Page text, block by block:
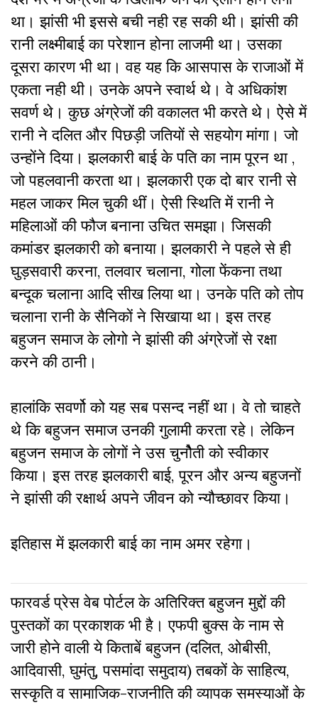
था। झांसी भी इससे बची नही रह सकी थी। झांसी की
रानी लक्ष्मीबाई का परेशान होना लाजमी था। उसका
दूसरा कारण भी था। वह यह कि आसपास के राजाओं में
एकता नही थी। उनके अपने स्वार्थ थे। वे अधिकांश
सवर्ण थे। कुछ अंग्रेजों की वकालत भी करते थे। ऐसे में
रानी ने दलित और पिछड़ी जतियों से सहयोग मांगा। जो
उन्होंने दिया। झलकारी बाई के पति का नाम पूरन था ,
जो पहलवानी करता था। झलकारी एक दो बार रानी से
महल जाकर मिल चुकी थीं। ऐसी स्थिति में रानी ने
महिलाओं की फौज बनाना उचित समझा। जिसकी
कमांडर झलकारी को बनाया। झलकारी ने पहले से ही
घुड़सवारी करना, तलवार चलाना, गोला फेंकना तथा
बन्दूक चलाना आदि सीख लिया था। उनके पति को तोप
चलाना रानी के सैनिकों ने सिखाया था। इस तरह
बहुजन समाज के लोगो ने झांसी की अंग्रेजों से रक्षा
करने की ठानी।
हालांकि सवर्णो को यह सब पसन्द नहीं था। वे तो चाहते
थे कि बहुजन समाज उनकी गुलामी करता रहे। लेकिन
बहुजन समाज के लोगों ने उस चुनौेती को स्वीकार
किया। इस तरह झलकारी बाई, पूरन और अन्य बहुजनों
ने झांसी की रक्षार्थ अपने जीवन को न्यौच्छावर किया।
इतिहास में झलकारी बाई का नाम अमर रहेगा।
फारवर्ड प्रेस वेब पोर्टल के अतिरिक्‍त बहुजन मुद्दों की
पुस्‍तकों का प्रकाशक भी है। एफपी बुक्‍स के नाम से
जारी होने वाली ये किताबें बहुजन (दलित, ओबीसी,
आदिवासी, घुमंतु, पसमांदा समुदाय) तबकों के साहित्‍य,
सस्‍क‍ृति व सामाजिक-राजनीति की व्‍यापक समस्‍याओं के